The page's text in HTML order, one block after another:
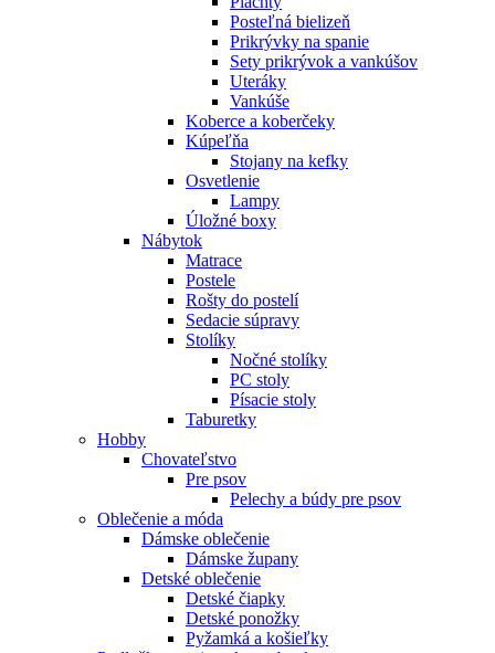
Posteľná bielizeň
Prikrývky na spanie
Sety prikrývok a vankúšov
Uteráky
Vankúše
Koberce a koberčeky
Kúpeľňa
Stojany na kefky
Osvetlenie
Lampy
Úložné boxy
Nábytok
Matrace
Postele
Rošty do postelí
Sedacie súpravy
Stolíky
Nočné stolíky
PC stoly
Písacie stoly
Taburetky
Hobby
Chovateľstvo
Pre psov
Pelechy a búdy pre psov
Oblečenie a móda
Dámske oblečenie
Dámske župany
Detské oblečenie
Detské čiapky
Detské ponožky
Pyžamká a košieľky